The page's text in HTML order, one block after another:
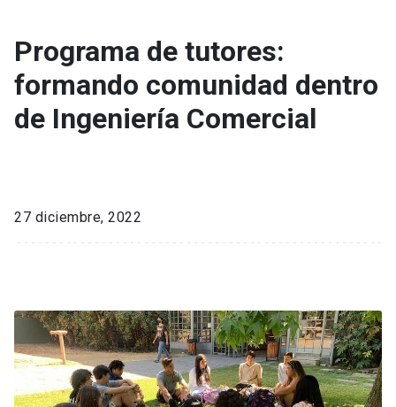
Programa de tutores:
formando comunidad dentro
de Ingeniería Comercial
27 diciembre, 2022